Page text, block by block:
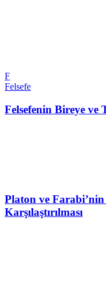
F
Felsefe
Felsefenin Bireye ve
Platon ve Farabi’nin
Karşılaştırılması